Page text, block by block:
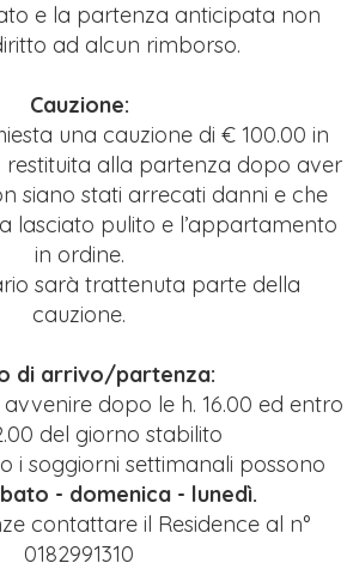
e la partenza anticipata non
ad alcun rimborso.
Cauzione:
una cauzione di € 100.00 in
alla partenza dopo aver
siano stati arrecati danni e che
lasciato pulito e l’appartamento
in ordine.
sarà trattenuta parte della
cauzione.
di arrivo/partenza:
dopo le h. 16.00 ed entro
del giorno stabilito
i soggiorni settimanali possono
- domenica - lunedì.
contattare il Residence al n°
0182991310